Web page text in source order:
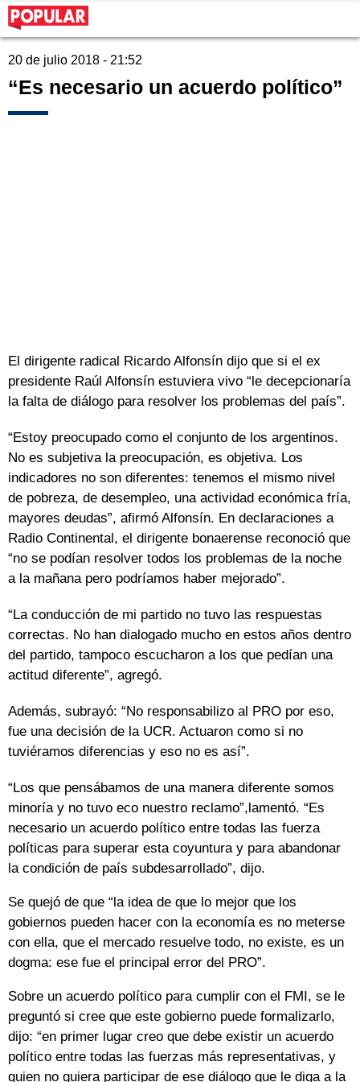
20 de julio 2018 - 21:52
“Es necesario un acuerdo político”
El dirigente radical Ricardo Alfonsín dijo que si el ex
presidente Raúl Alfonsín estuviera vivo “le decepcionaría
la falta de diálogo para resolver los problemas del país”.
“Estoy preocupado como el conjunto de los argentinos.
No es subjetiva la preocupación, es objetiva. Los
indicadores no son diferentes: tenemos el mismo nivel
de pobreza, de desempleo, una actividad económica fría,
mayores deudas”, afirmó Alfonsín. En declaraciones a
Radio Continental, el dirigente bonaerense reconoció que
“no se podían resolver todos los problemas de la noche
a la mañana pero podríamos haber mejorado”.
“La conducción de mi partido no tuvo las respuestas
correctas. No han dialogado mucho en estos años dentro
del partido, tampoco escucharon a los que pedían una
actitud diferente”, agregó.
Además, subrayó: “No responsabilizo al PRO por eso,
fue una decisión de la UCR. Actuaron como si no
tuviéramos diferencias y eso no es así”.
“Los que pensábamos de una manera diferente somos
minoría y no tuvo eco nuestro reclamo”,lamentó. “Es
necesario un acuerdo político entre todas las fuerza
políticas para superar esta coyuntura y para abandonar
la condición de país subdesarrollado”, dijo.
Se quejó de que “la idea de que lo mejor que los
gobiernos pueden hacer con la economía es no meterse
con ella, que el mercado resuelve todo, no existe, es un
dogma: ese fue el principal error del PRO”.
Sobre un acuerdo político para cumplir con el FMI, se le
preguntó si cree que este gobierno puede formalizarlo,
dijo: “en primer lugar creo que debe existir un acuerdo
político entre todas las fuerzas más representativas, y
quien no quiera participar de ese diálogo que le diga a la